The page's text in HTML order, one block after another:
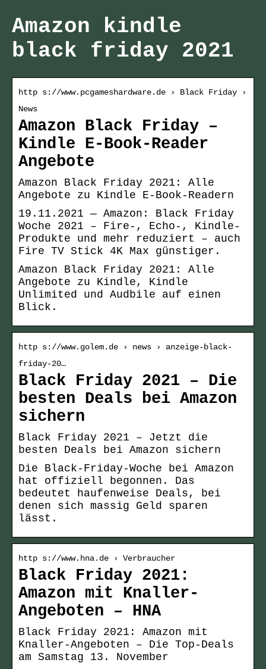
Amazon kindle
black friday 2021
http s://www.pcgameshardware.de › Black Friday ›
News
Amazon Black Friday –
Kindle E-Book-Reader
Angebote
Amazon Black Friday 2021: Alle
Angebote zu Kindle E-Book-Readern
19.11.2021 — Amazon: Black Friday
Woche 2021 – Fire-, Echo-, Kindle-
Produkte und mehr reduziert – auch
Fire TV Stick 4K Max günstiger.
Amazon Black Friday 2021: Alle
Angebote zu Kindle, Kindle
Unlimited und Audbile auf einen
Blick.
http s://www.golem.de › news › anzeige-black-
friday-20…
Black Friday 2021 – Die
besten Deals bei Amazon
sichern
Black Friday 2021 – Jetzt die
besten Deals bei Amazon sichern
Die Black-Friday-Woche bei Amazon
hat offiziell begonnen. Das
bedeutet haufenweise Deals, bei
denen sich massig Geld sparen
lässt.
http s://www.hna.de › Verbraucher
Black Friday 2021:
Amazon mit Knaller-
Angeboten – HNA
Black Friday 2021: Amazon mit
Knaller-Angeboten – Die Top-Deals
am Samstag 13. November